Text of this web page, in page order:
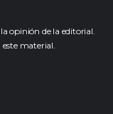
opinión de la editorial.
material.